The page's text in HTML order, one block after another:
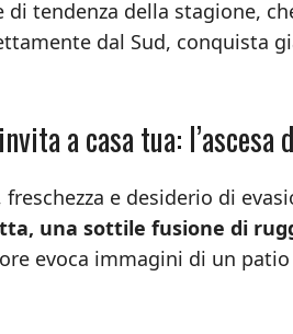
tendenza della stagione,
dal Sud, conquista
a casa tua:
e desiderio di
una sottile fusione di
evoca immagini di un